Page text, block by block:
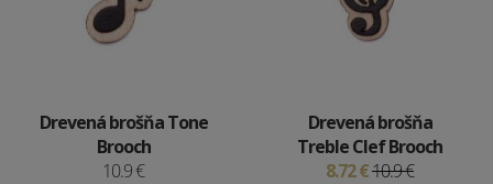
Drevená brošňa Tone
Brooch
10.9 €
Drevená brošňa
Treble Clef Brooch
8.72 €10.9 €